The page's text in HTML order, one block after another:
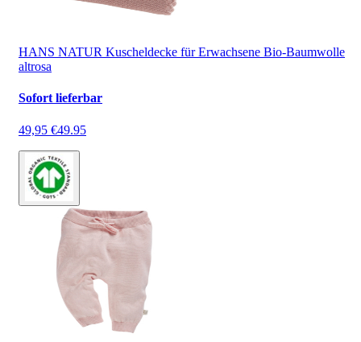
HANS NATUR Kuscheldecke für Erwachsene Bio-Baumwolle
altrosa
Sofort lieferbar
49,95 €49.95